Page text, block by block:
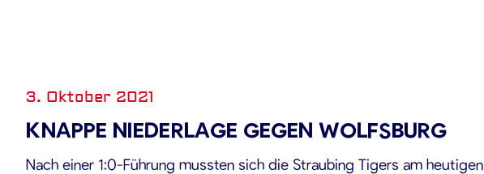
3. Oktober 2021
KNAPPE NIEDERLAGE GEGEN WOLFSBURG
Nach einer 1:0-Führung mussten sich die Straubing Tigers am heutigen